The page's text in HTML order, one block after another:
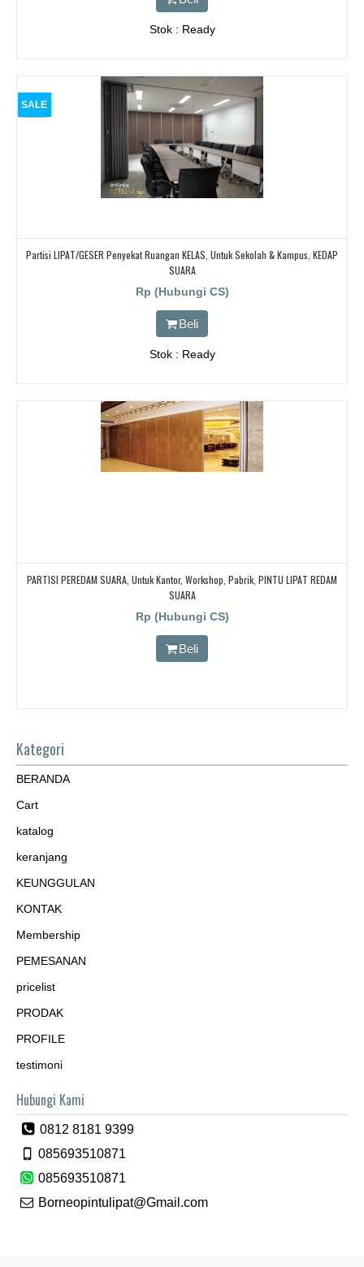
Stok : Ready
SALE
Partisi LIPAT/GESER Penyekat Ruangan KELAS, Untuk Sekolah & Kampus, KEDAP
SUARA
Rp (Hubungi CS)
Beli
Stok : Ready
PARTISI PEREDAM SUARA, Untuk Kantor, Workshop, Pabrik, PINTU LIPAT REDAM
SUARA
Rp (Hubungi CS)
Beli
Kategori
BERANDA
Cart
katalog
keranjang
KEUNGGULAN
KONTAK
Membership
PEMESANAN
pricelist
PRODAK
PROFILE
testimoni
Hubungi Kami
0812 8181 9399
085693510871
085693510871
Borneopintulipat@Gmail.com